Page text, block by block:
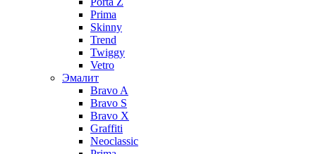
Prima
Skinny
Trend
Twiggy
Vetro
Эмалит
Bravo A
Bravo S
Bravo X
Graffiti
Neoclassic